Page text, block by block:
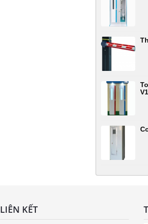
LIÊN KẾT